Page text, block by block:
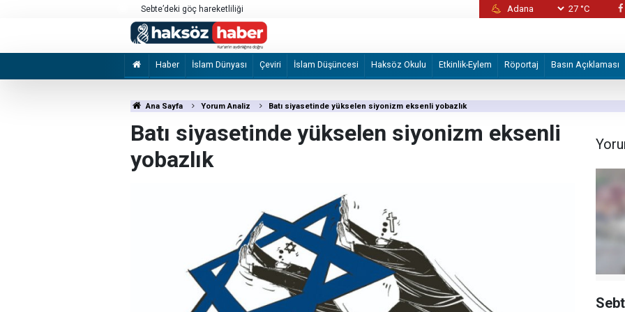
Sebte’deki göç hareketliliği
Alman STK'den Volkswagen fabrikasının
27 °C
Haber İslam Dünyası Çeviri İslam Düşüncesi Haksöz Okulu Etkinlik-Eylem Röportaj Basın Açıklaması
Ana Sayfa Yorum Analiz Batı siyasetinde yükselen siyonizm eksenli yobazlık
Batı siyasetinde yükselen siyonizm eksenli
yobazlık